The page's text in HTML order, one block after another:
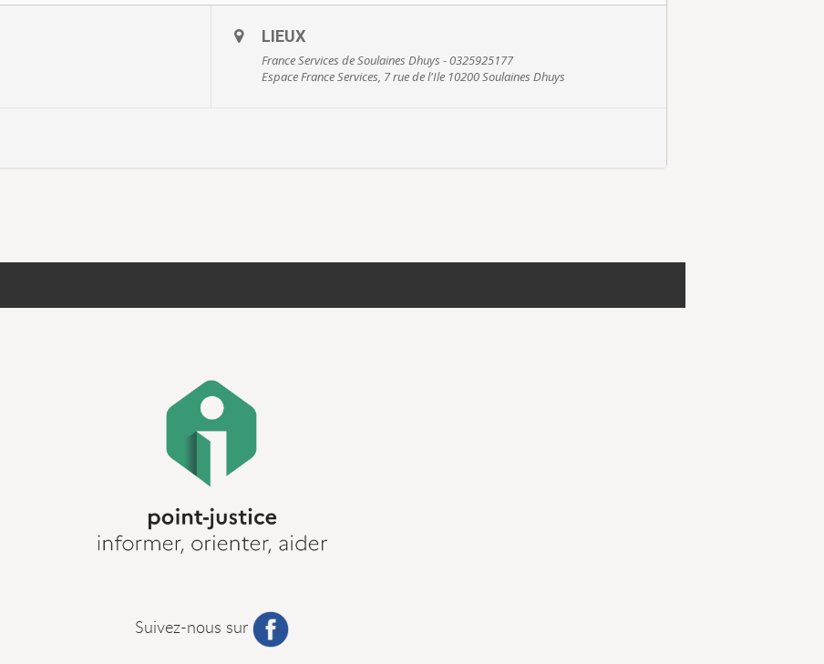
LIEUX
France Services de Soulaines Dhuys - 0325925177
Espace France Services, 7 rue de l'Ile 10200 Soulaines Dhuys
Suivez-nous sur